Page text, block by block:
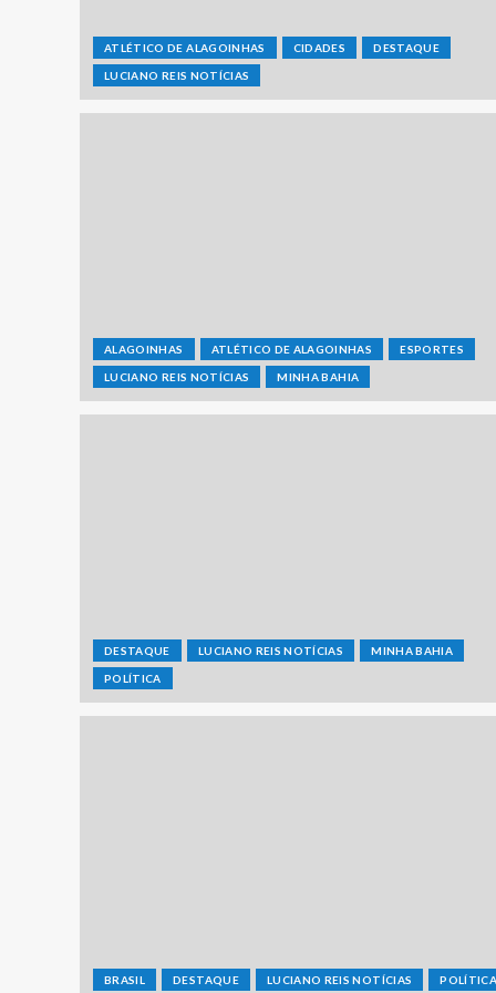
ATLÉTICO DE ALAGOINHAS CIDADES DESTAQUE
LUCIANO REIS NOTÍCIAS
ALAGOINHAS ATLÉTICO DE ALAGOINHAS ESPORTES
LUCIANO REIS NOTÍCIAS MINHA BAHIA
DESTAQUE LUCIANO REIS NOTÍCIAS MINHA BAHIA
POLÍTICA
BRASIL DESTAQUE LUCIANO REIS NOTÍCIAS POLÍTICA